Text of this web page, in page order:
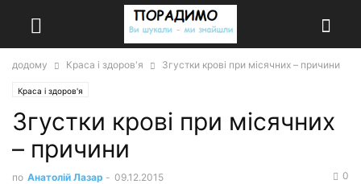
додому Краса і здоров'я Згустки крові при місячних – причини
Краса і здоров'я
Згустки крові при місячних
– причини
по Анатолій Лазар - 09.12.2015 0